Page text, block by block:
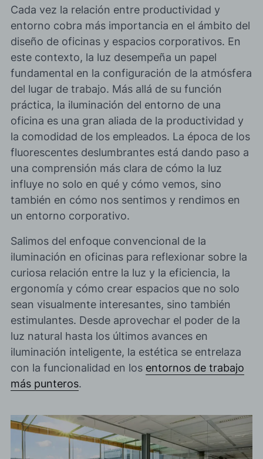
Cada vez la relación entre productividad y
entorno cobra más importancia en el ámbito del
diseño de oficinas y espacios corporativos. En
este contexto, la luz desempeña un papel
fundamental en la configuración de la atmósfera
del lugar de trabajo. Más allá de su función
práctica, la iluminación del entorno de una
oficina es una gran aliada de la productividad y
la comodidad de los empleados. La época de los
fluorescentes deslumbrantes está dando paso a
una comprensión más clara de cómo la luz
influye no solo en qué y cómo vemos, sino
también en cómo nos sentimos y rendimos en
un entorno corporativo.
Salimos del enfoque convencional de la
iluminación en oficinas para reflexionar sobre la
curiosa relación entre la luz y la eficiencia, la
ergonomía y cómo crear espacios que no solo
sean visualmente interesantes, sino también
estimulantes. Desde aprovechar el poder de la
luz natural hasta los últimos avances en
iluminación inteligente, la estética se entrelaza
con la funcionalidad en los entornos de trabajo
más punteros.